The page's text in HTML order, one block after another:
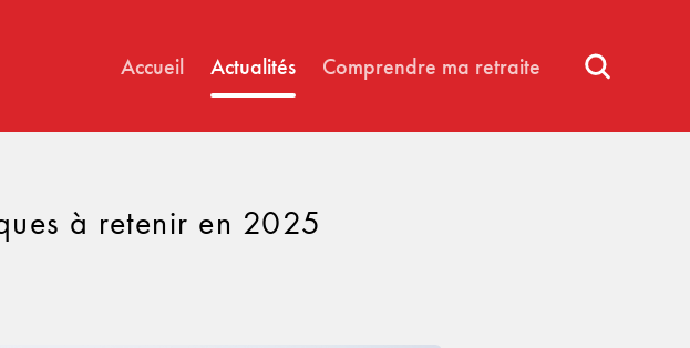
Accueil Actualités Comprendre ma retraite
à retenir en 2025